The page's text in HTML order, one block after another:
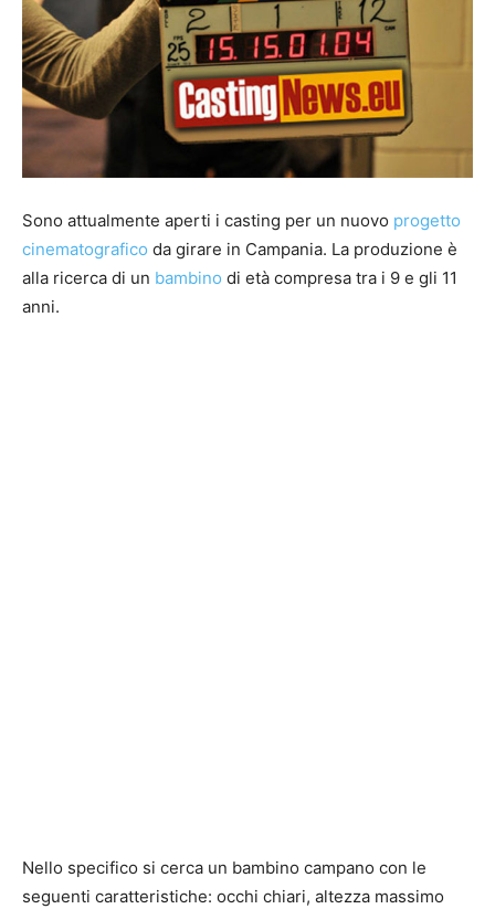
Sono attualmente aperti i casting per un nuovo progetto
cinematografico da girare in Campania. La produzione è
alla ricerca di un bambino di età compresa tra i 9 e gli 11
anni.
Nello specifico si cerca un bambino campano con le
seguenti caratteristiche: occhi chiari, altezza massimo